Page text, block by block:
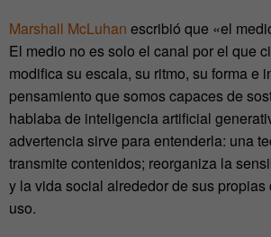
Marshall McLuhan escribió que «el
El medio no es solo el canal por el que
modifica su escala, su ritmo, su forma e
pensamiento que somos capaces de
hablaba de inteligencia artificial
advertencia sirve para entenderla: una
transmite contenidos; reorganiza la
y la vida social alrededor de sus
uso.